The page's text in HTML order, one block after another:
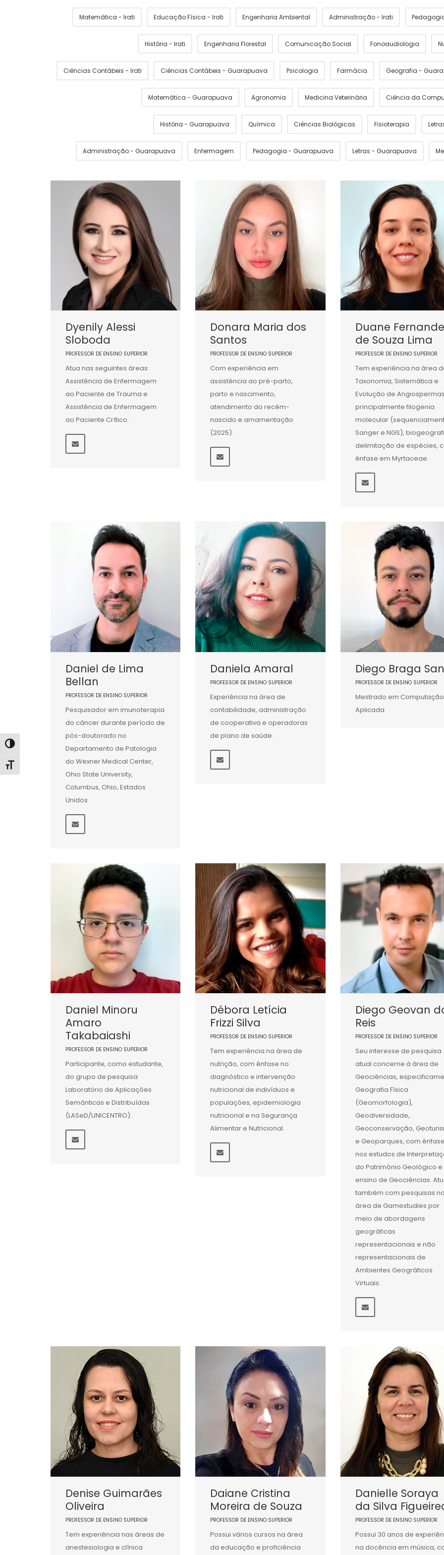
Alternar alto contraste
Alternar tamanho da fonte
Matemática - Irati Educação Física - Irati Engenharia Ambiental Administração - Irati
História - Irati Engenharia Florestal Comunicação Social Fonoaudiologia
Ciências Contábeis - Irati Ciências Contábeis - Guarapuava Psicologia Farmácia Geografia -
Matemática - Guarapuava Agronomia Medicina Veterinária Ciência da
História - Guarapuava Química Ciências Biológicas Fisioterapia
Administração - Guarapuava Enfermagem Pedagogia - Guarapuava Letras - Guarapuava
Dyenily Alessi
Sloboda
PROFESSOR DE ENSINO SUPERIOR
Atua nas seguintes áreas:
Assistência de Enfermagem
ao Paciente de Trauma e
Assistência de Enfermagem
ao Paciente Crítico.
Donara Maria dos
Santos
PROFESSOR DE ENSINO SUPERIOR
Com experiência em
assistência ao pré-parto,
parto e nascimento,
atendimento do recém-
nascido e amamentação
(2025).
Duane
de Souza Lima
PROFESSOR DE ENSINO SUPERIOR
Tem experiência na área
Taxonomia, Sistemática e
Evolução de
principalmente filogenia
molecular
Sanger e NGS),
delimitação de espécies,
ênfase em Myrtaceae.
Daniel de Lima
Bellan
PROFESSOR DE ENSINO SUPERIOR
Pesquisador em imunoterapia
do câncer durante período de
pós-doutorado no
Departamento de Patologia
do Wexner Medical Center,
Ohio State University,
Columbus, Ohio, Estados
Unidos
Daniela Amaral
PROFESSOR DE ENSINO SUPERIOR
Experiência na área de
contabilidade, administração
de cooperativa e operadoras
de plano de saúde.
Diego Braga
PROFESSOR DE ENSINO SUPERIOR
Mestrado em Computação
Aplicada
Daniel Minoru
Amaro
Takabaiashi
PROFESSOR DE ENSINO SUPERIOR
Participante, como estudante,
do grupo de pesquisa
Laboratório de Aplicações
Semânticas e Distribuídas
(LASeD/UNICENTRO).
Débora Letícia
Frizzi Silva
PROFESSOR DE ENSINO SUPERIOR
Tem experiência na área de
nutrição, com ênfase no
diagnóstico e intervenção
nutricional de indivíduos e
populações, epidemiologia
nutricional e na Segurança
Alimentar e Nutricional.
Diego Geovan
Reis
PROFESSOR DE ENSINO SUPERIOR
Seu interesse de pesquisa
atual concerne à área de
Geociências,
Geografia Física
(Geomorfologia),
Geodiversidade,
Geoconservação,
e Geoparques, com
nos estudos de
do Patrimônio Geológico e
ensino de Geociências.
também com pesquisas
área de Gamestudies por
meio de abordagens
geográficas
representacionais e não
representacionais de
Ambientes Geográficos
Virtuais.
Denise Guimarães
Oliveira
PROFESSOR DE ENSINO SUPERIOR
Tem experiência nas áreas de
anestesiologia e clínica
Daiane Cristina
Moreira de Souza
PROFESSOR DE ENSINO SUPERIOR
Possui vários cursos na área
da educação e proficiência
Danielle Soraya
da Silva
PROFESSOR DE ENSINO SUPERIOR
Possui 30 anos de
na docência em música,